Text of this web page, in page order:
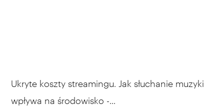
Ukryte koszty streamingu. Jak słuchanie muzyki
wpływa na środowisko -...